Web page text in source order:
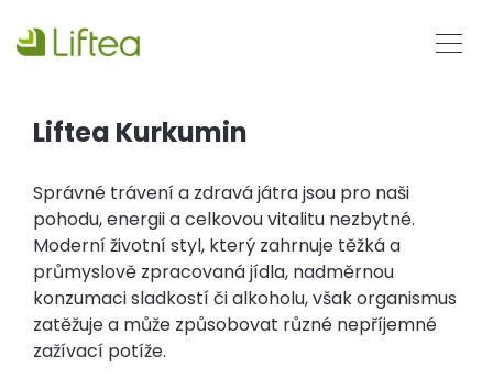
Liftea Kurkumin
Správné trávení a zdravá játra jsou pro naši
pohodu, energii a celkovou vitalitu nezbytné.
Moderní životní styl, který zahrnuje těžká a
průmyslově zpracovaná jídla, nadměrnou
konzumaci sladkostí či alkoholu, však organismus
zatěžuje a může způsobovat různé nepříjemné
zažívací potíže.